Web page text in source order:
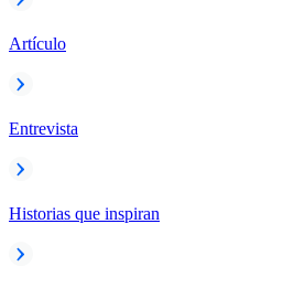
Artículo
Entrevista
Historias que inspiran